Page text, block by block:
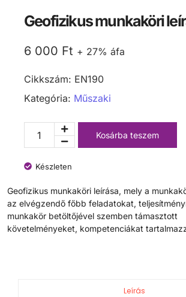
Geofizikus munkaköri
6 000 Ft + 27% áfa
Cikkszám: EN190
Kategória: Műszaki
Kosárba teszem
Készleten
Geofizikus munkaköri leírása, mely a
az elvégzendő főbb feladatokat,
munkakör betöltőjével szemben támasztott
követelményeket, kompetenciákat
Leírás